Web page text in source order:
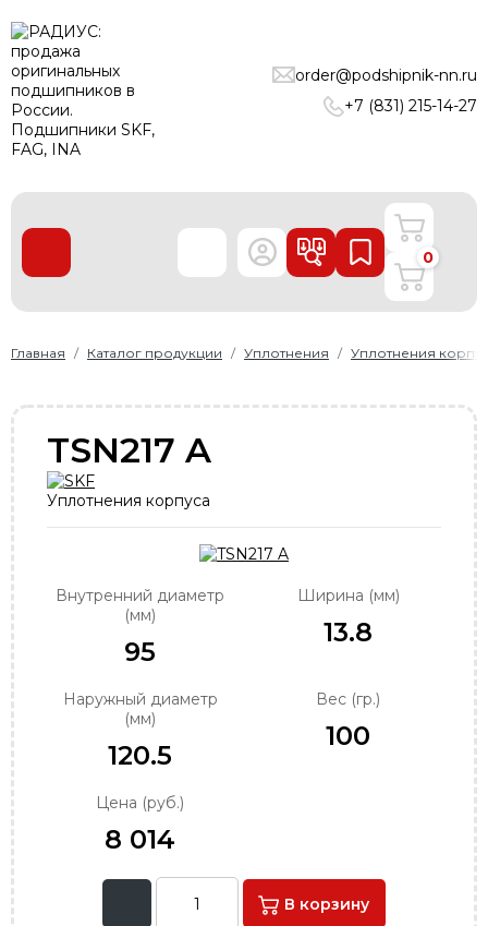
order@podshipnik-nn.ru
+7 (831) 215-14-27
ПОДШИПНИКИ
ЛИНЕЙНЫЕ ТЕХНОЛОГИИ
РЕМНИ
О нас
Доставка и оплата
+7 (831) 215-14-27
order@podshipnik-nn.ru
0
Главная Каталог продукции Уплотнения Уплотнения
TSN217 A
Уплотнения корпуса
Внутренний диаметр
(мм)
95
Ширина (мм)
13.8
Наружный диаметр
(мм)
120.5
Вес (гр.)
100
Цена (руб.)
8 014
В корзину